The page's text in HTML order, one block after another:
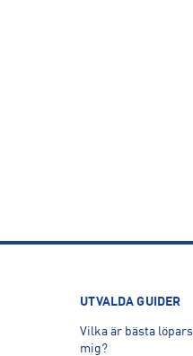
UTVALDA GUIDER
Vilka är bästa
mig?